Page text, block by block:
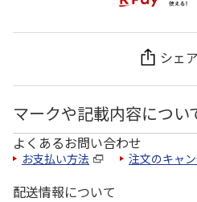
シェ
マークや記載内容につい
よくあるお問い合わせ
お支払い方法 注文のキャ
配送情報について